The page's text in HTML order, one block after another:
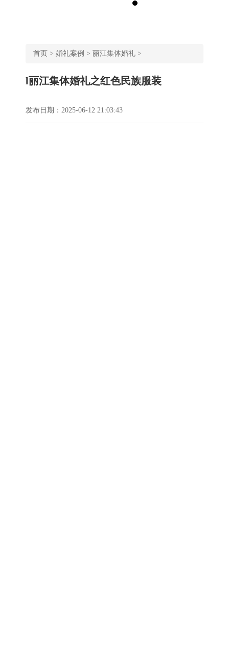
首页 > 婚礼案例 > 丽江集体婚礼 >
l丽江集体婚礼之红色民族服装
发布日期：2025-06-12 21:03:43